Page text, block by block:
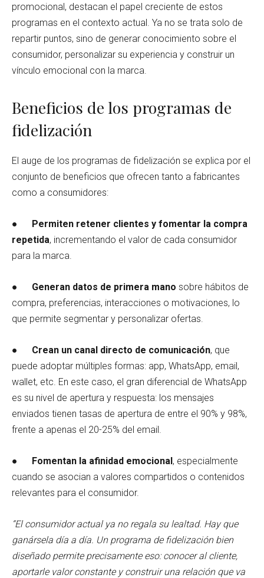
promocional, destacan el papel creciente de estos
programas en el contexto actual. Ya no se trata solo de
repartir puntos, sino de generar conocimiento sobre el
consumidor, personalizar su experiencia y construir un
vínculo emocional con la marca.
Beneficios de los programas de
fidelización
El auge de los programas de fidelización se explica por el
conjunto de beneficios que ofrecen tanto a fabricantes
como a consumidores:
● Permiten retener clientes y fomentar la compra
repetida, incrementando el valor de cada consumidor
para la marca.
● Generan datos de primera mano sobre hábitos de
compra, preferencias, interacciones o motivaciones, lo
que permite segmentar y personalizar ofertas.
● Crean un canal directo de comunicación, que
puede adoptar múltiples formas: app, WhatsApp, email,
wallet, etc. En este caso, el gran diferencial de WhatsApp
es su nivel de apertura y respuesta: los mensajes
enviados tienen tasas de apertura de entre el 90% y 98%,
frente a apenas el 20-25% del email.
● Fomentan la afinidad emocional, especialmente
cuando se asocian a valores compartidos o contenidos
relevantes para el consumidor.
“El consumidor actual ya no regala su lealtad. Hay que
ganársela día a día. Un programa de fidelización bien
diseñado permite precisamente eso: conocer al cliente,
aportarle valor constante y construir una relación que va